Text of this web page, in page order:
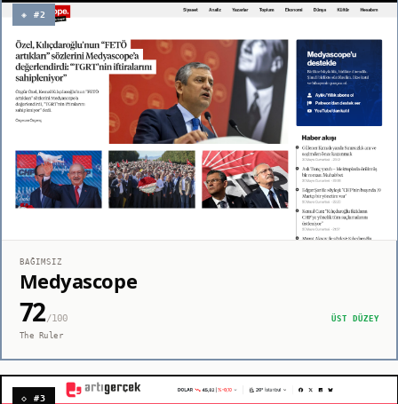
◈ #2
BAĞIMSIZ
Medyascope
72/100
ÜST DÜZEY
The Ruler
◇ #3